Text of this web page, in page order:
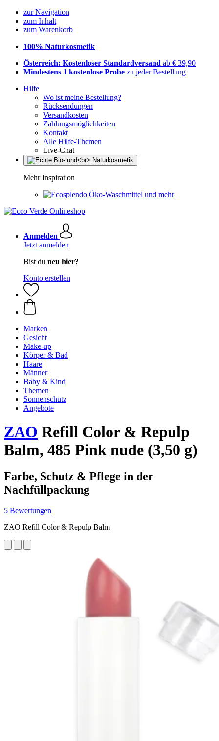
zur Navigation
zum Inhalt
zum Warenkorb
100% Naturkosmetik
Österreich: Kostenloser Standardversand ab € 39,90
Mindestens 1 kostenlose Probe zu jeder Bestellung
Hilfe
Wo ist meine Bestellung?
Rücksendungen
Versandkosten
Zahlungsmöglichkeiten
Kontakt
Alle Hilfe-Themen
Live-Chat
Mehr Inspiration
Öko-Waschmittel und mehr
Anmelden
Jetzt anmelden
Bist du neu hier?
Konto erstellen
Marken
Gesicht
Make-up
Körper & Bad
Haare
Männer
Baby & Kind
Themen
Sonnenschutz
Angebote
ZAO Refill Color & Repulp
Balm, 485 Pink nude (3,50 g)
Farbe, Schutz & Pflege in der
Nachfüllpackung
5 Bewertungen
ZAO Refill Color & Repulp Balm